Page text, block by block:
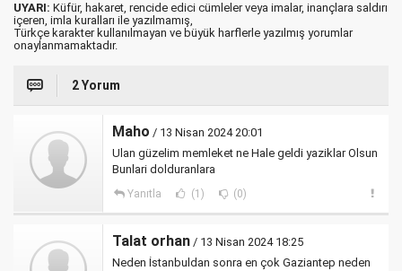
UYARI: Küfür, hakaret, rencide edici cümleler veya imalar, inançlara saldırı
içeren, imla kuralları ile yazılmamış,
Türkçe karakter kullanılmayan ve büyük harflerle yazılmış yorumlar
onaylanmamaktadır.
2 Yorum
Maho / 13 Nisan 2024 20:01
Ulan güzelim memleket ne Hale geldi yaziklar Olsun
Bunlari dolduranlara
Yanıtla (1) (0)
Talat orhan / 13 Nisan 2024 18:25
Neden İstanbuldan sonra en çok Gaziantep neden